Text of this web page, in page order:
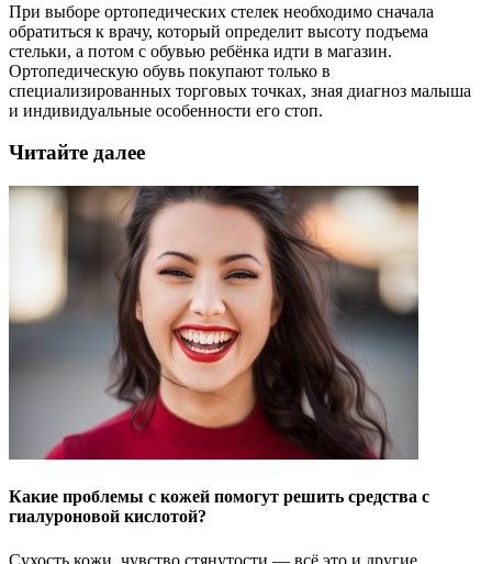
При выборе ортопедических стелек необходимо сначала
обратиться к врачу, который определит высоту подъема
стельки, а потом с обувью ребёнка идти в магазин.
Ортопедическую обувь покупают только в
специализированных торговых точках, зная диагноз малыша
и индивидуальные особенности его стоп.
Читайте далее
Какие проблемы с кожей помогут решить средства с
гиалуроновой кислотой?
Сухость кожи, чувство стянутости — всё это и другие